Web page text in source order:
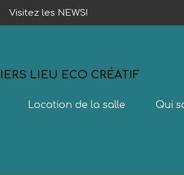
Visitez les NEWS!
LIEU ECO CRÉATIF
Location de la salle Qui